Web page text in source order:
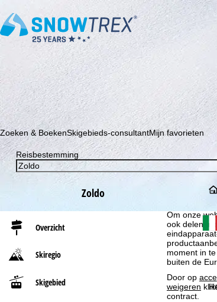
Om onze
ook delen
moment in
buiten de
Door op
weigeren
contract.
Schrijf je in voor onze nieuwsbrief en wees als
Zoeken & BoekenSkigebieds-consultantMijn favorieten
Reisbestemming
Zoldo
Overzicht
Skiregio
Skigebied